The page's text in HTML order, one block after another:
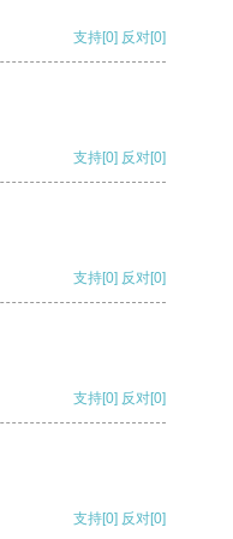
支持[0] 反对[0]
支持[0] 反对[0]
支持[0] 反对[0]
支持[0] 反对[0]
支持[0] 反对[0]